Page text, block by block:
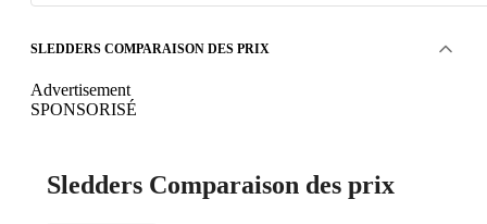
SLEDDERS COMPARAISON DES PRIX
Advertisement
SPONSORISÉ
Sledders Comparaison des prix